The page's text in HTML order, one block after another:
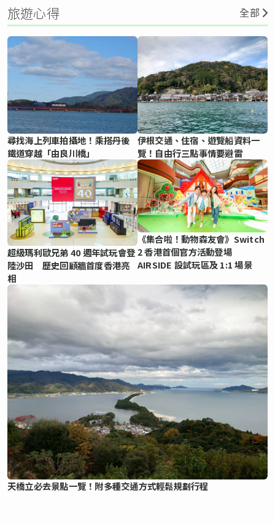
旅遊心得 全部
尋找海上列車拍攝地！乘搭丹後
鐵道穿越「由良川橋」
伊根交通、住宿、遊覽船資料一
覽！自由行三點事情要避雷
超級瑪利歐兄弟 40 週年試玩會登
陸沙田 歷史回顧牆首度香港亮
相
《集合啦！動物森友會》Switch
2 香港首個官方活動登場
AIRSIDE 設試玩區及 1:1 場景
天橋立必去景點一覽！附多種交通方式輕鬆規劃行程